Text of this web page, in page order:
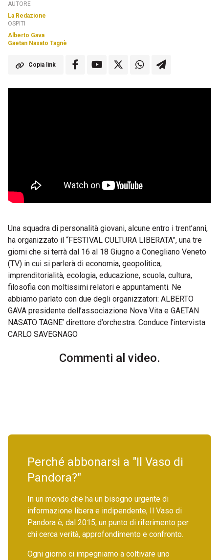
AUTORE
La Redazione
OSPITI
Alberto Gava
Gaetan Nasato Tagnè
Copia link
Una squadra di personalità giovani, alcune entro i trent’anni,
ha organizzato il “FESTIVAL CULTURA LIBERATA”, una tre
giorni che si terrà dal 16 al 18 Giugno a Conegliano Veneto
(TV) in cui si parlerà di economia, geopolitica,
imprenditorialità, ecologia, educazione, scuola, cultura,
filosofia con moltissimi relatori e appuntamenti. Ne
abbiamo parlato con due degli organizzatori: ALBERTO
GAVA presidente dell’associazione Nova Vita e GAETAN
NASATO TAGNE’ direttore d’orchestra. Conduce l’intervista
CARLO SAVEGNAGO
Commenti al video.
Perché abbonarsi a "Il Vaso di
Pandora?"
In un mondo che ha un bisogno urgente di
informazione libera e indipendente, Il Vaso di
Pandora è, dal 2015, un punto di riferimento per
chi cerca verità, approfondimento e confronto.
Ogni giorno ci impegniamo a coltivare uno